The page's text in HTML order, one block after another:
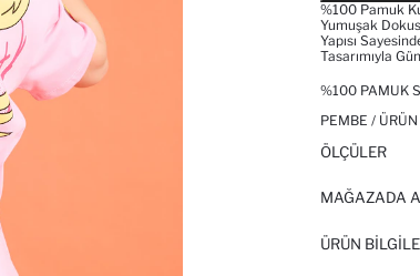
%100 Pamuk
Yumuşak
Yapısı
Tasarımıyla
%100 PAMUK
PEMBE / ÜRÜN
ÖLÇÜLER
MAĞAZADA
ÜRÜN